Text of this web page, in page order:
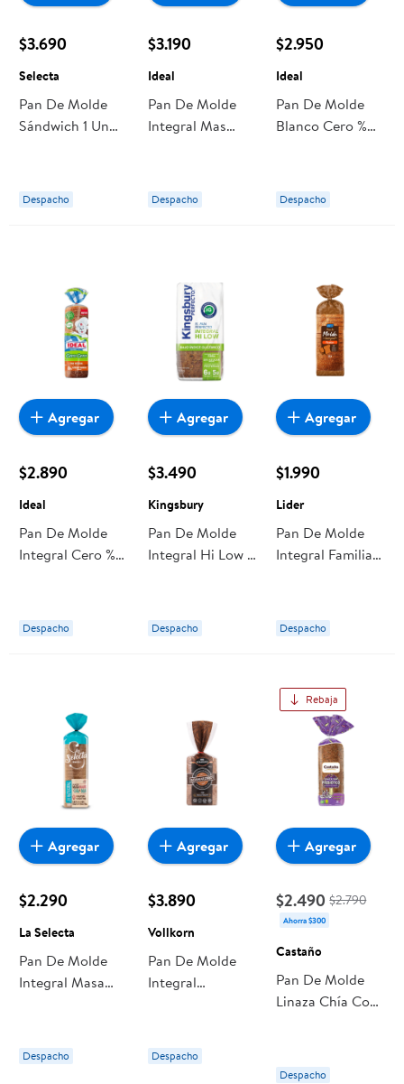
$3.690
Selecta
Pan De Molde
Sándwich 1 Un
Despacho
$3.190
Ideal
Pan De Molde
Integral Mas
Despacho
$2.950
Ideal
Pan De Molde
Blanco Cero %
Despacho
$2.890
Ideal
Pan De Molde
Integral Cero %
Despacho
Agregar
$3.490
Kingsbury
Pan De Molde
Integral Hi Low 1
Despacho
Agregar
$1.990
Lider
Pan De Molde
Integral Familiar
Despacho
Agregar
$2.290
La Selecta
Pan De Molde
Integral Masa
Despacho
Agregar
$3.890
Vollkorn
Pan De Molde
Integral
Despacho
Agregar
Rebaja
$2.490 $2.790
Ahorra $300
Castaño
Pan De Molde
Linaza Chía Con
Despacho
Agregar